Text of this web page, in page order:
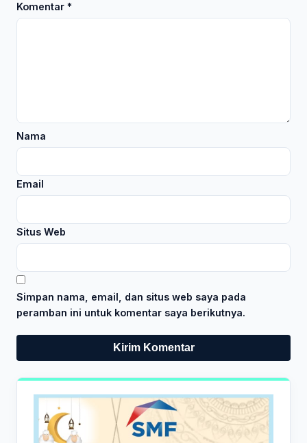
Komentar *
Nama
Email
Situs Web
Simpan nama, email, dan situs web saya pada
peramban ini untuk komentar saya berikutnya.